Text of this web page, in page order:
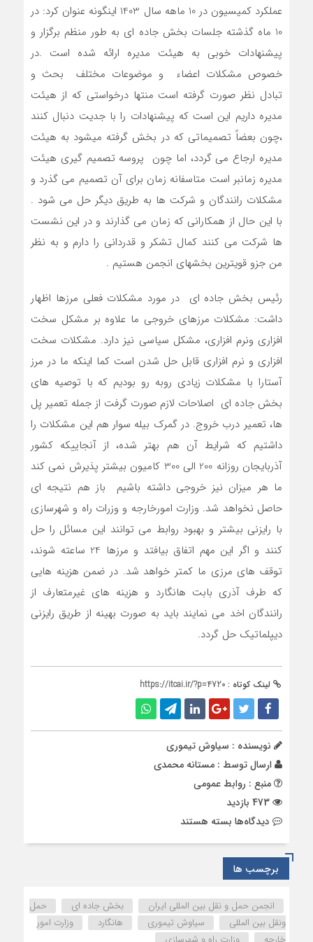
عملکرد کمیسیون در 10 ماهه سال 1403 اینگونه عنوان کرد: در
10 ماه گذشته جلسات بخش جاده ای به طور منظم برگزار و
پیشنهادات خوبی به هیئت مدیره ارائه شده است .در
خصوص مشکلات اعضاء و موضوعات مختلف بحث و
تبادل نظر صورت گرفته است منتها درخواستی که از هیئت
مدیره داریم این است که پیشنهادات را با جدیت دنبال کنند
،چون بعضاً تصمیماتی که در بخش گرفته میشود به هیئت
مدیره ارجاع می گردد، اما چون پروسه تصمیم گیری هیئت
مدیره زمانبر است متاسفانه زمان برای آن تصمیم می گذرد و
مشکلات رانندگان و شرکت ها به طریق دیگر حل می شود .
با این حال از همکارانی که زمان می گذارند و در این نشست
ها شرکت می کنند کمال تشکر و قدردانی را دارم و به نظر
من جزو قویترین بخشهای انجمن هستیم .
رئیس بخش جاده ای در مورد مشکلات فعلی مرزها اظهار
داشت: مشکلات مرزهای خروجی ما علاوه بر مشکل سخت
افزاری ونرم افزاری، مشکل سیاسی نیز دارد. مشکلات سخت
افزاری و نرم افزاری قابل حل شدن است کما اینکه ما در مرز
آستارا با مشکلات زیادی روبه رو بودیم که با توصیه های
بخش جاده ای اصلاحات لازم صورت گرفت از جمله تعمیر پل
ها، تعمیر درب خروج. در گمرک بیله سوار هم این مشکلات را
داشتیم که شرایط آن هم بهتر شده، از آنجاییکه کشور
آذربایجان روزانه 200 الی 300 کامیون بیشتر پذیرش نمی کند
ما هر میزان نیز خروجی داشته باشیم باز هم نتیجه ای
حاصل نخواهد شد. وزارت امورخارجه و وزرات راه و شهرسازی
با رایزنی بیشتر و بهبود روابط می توانند این مسائل را حل
کنند و اگر این مهم اتفاق بیافتد و مرزها 24 ساعته شوند،
توقف های مرزی ما کمتر خواهد شد. در ضمن هزینه هایی
که طرف آذری بابت هانگارد و هزینه های غیرمتعارف از
رانندگان اخد می نمایند باید به صورت بهینه از طریق رایزنی
دیپلماتیک حل گردد.
لینک کوتاه : https://itcai.ir/?p=4720
نویسنده : سیاوش تیموری
ارسال توسط : مستانه محمدی
منبع : روابط عمومی
دیدگاه‌ها برای
جزو
قویترین
بخش
های
بسته هستند
برچسب ها
انجمن حمل و نقل بین المللی ایران بخش جاده ای
حمل
ونقل بین المللی
سیاوش تیموری هانگارد
وزارت امور